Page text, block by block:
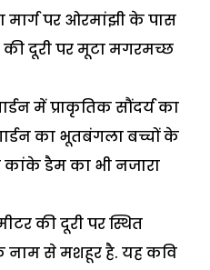
मार्ग पर ओरमांझी के पास
दूरी पर मूटा मगरमच्छ
में प्राकृतिक सौंदर्य का
का भूतबंगला बच्चों के
कांके डैम का भी नजारा
की दूरी पर स्थित
नाम से मशहूर है. यह कवि